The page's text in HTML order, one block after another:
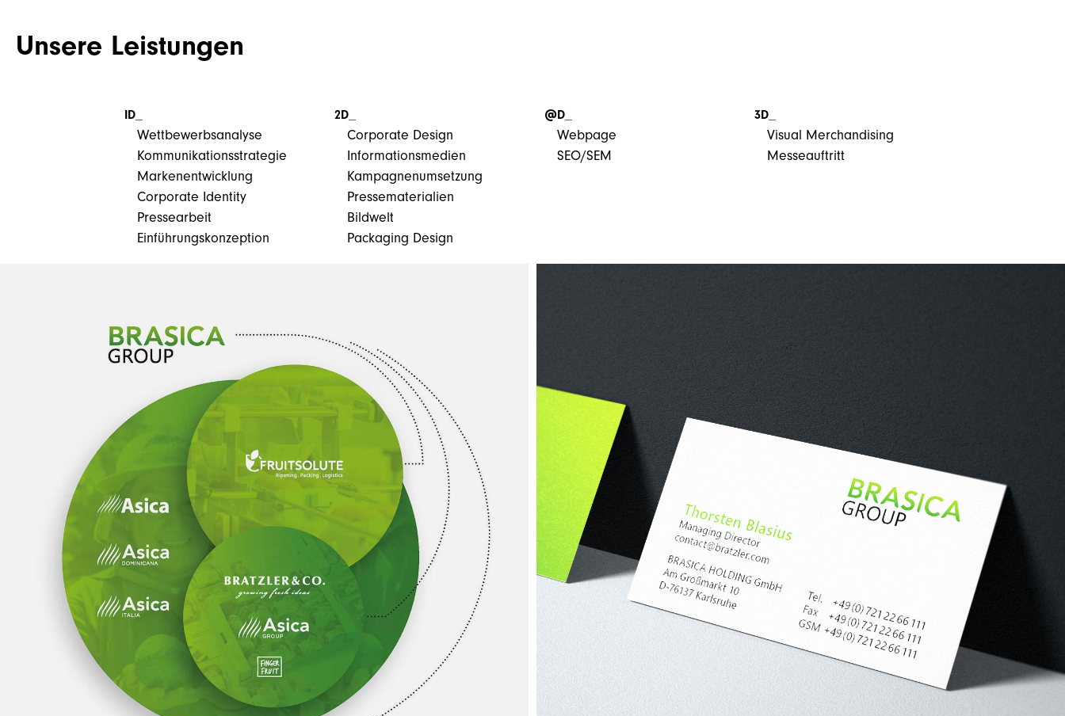
Unsere Leistungen
ID_
Wettbewerbsanalyse
Kommunikationsstrategie
Markenentwicklung
Corporate Identity
Pressearbeit
Einführungskonzeption
2D_
Corporate Design
Informationsmedien
Kampagnenumsetzung
Pressematerialien
Bildwelt
Packaging Design
@D_
Webpage
SEO/SEM
3D_
Visual Merchandising
Messeauftritt